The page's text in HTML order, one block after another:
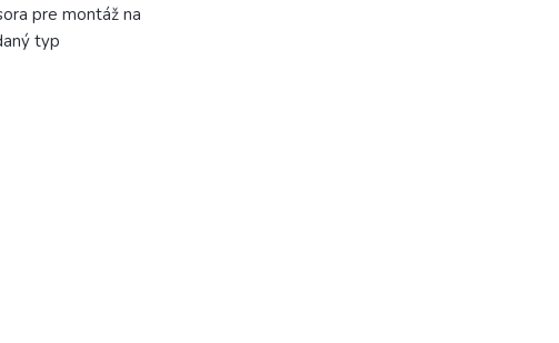
pre montáž na
typ